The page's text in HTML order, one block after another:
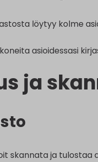
löytyy kolme
asioidessasi
ja
skannata ja